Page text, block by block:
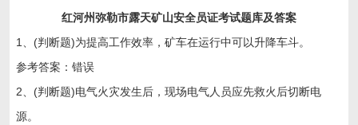
红河州弥勒市露天矿山安全员证考试题库及答案
1、(判断题)为提高工作效率，矿车在运行中可以升降车斗。
参考答案：错误
2、(判断题)电气火灾发生后，现场电气人员应先救火后切断电
源。